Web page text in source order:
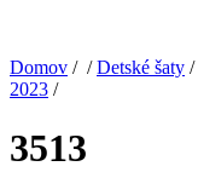
Domov / /Detské šaty /
2023 /
3513